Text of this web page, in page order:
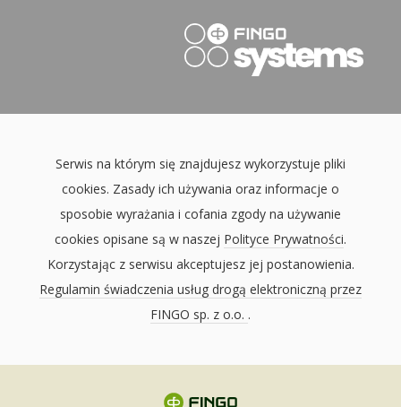
Serwis na którym się znajdujesz wykorzystuje pliki
cookies. Zasady ich używania oraz informacje o
sposobie wyrażania i cofania zgody na używanie
cookies opisane są w naszej Polityce Prywatności.
Korzystając z serwisu akceptujesz jej postanowienia.
Regulamin świadczenia usług drogą elektroniczną przez
FINGO sp. z o.o. .